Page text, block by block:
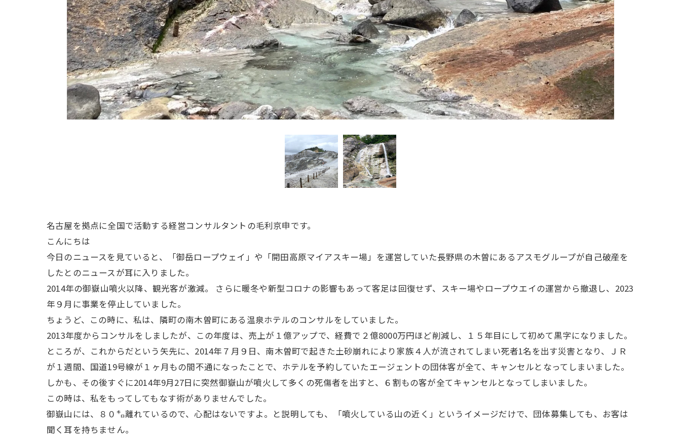
名古屋を拠点に全国で活動する経営コンサルタントの毛利京申です。
こんにちは
今日のニュースを見ていると、「御岳ロープウェイ」や「開田高原マイアスキー場」を運営していた長野県の木曽にあるアスモグループが自己破産を
したとのニュースが耳に入りました。
2014年の御嶽山噴火以降、観光客が激減。 さらに暖冬や新型コロナの影響もあって客足は回復せず、スキー場やロープウエイの運営から撤退し、2023
年９月に事業を停止していました。
ちょうど、この時に、私は、隣町の南木曽町にある温泉ホテルのコンサルをしていました。
2013年度からコンサルをしましたが、この年度は、売上が１億アップで、経費で２億8000万円ほど削減し、１５年目にして初めて黒字になりました。
ところが、これからだという矢先に、2014年７月９日、南木曽町で起きた土砂崩れにより家族４人が流されてしまい死者1名を出す災害となり、ＪＲ
が１週間、国道19号線が１ヶ月もの間不通になったことで、ホテルを予約していたエージェントの団体客が全て、キャンセルとなってしまいました。
しかも、その後すぐに2014年9月27日に突然御嶽山が噴火して多くの死傷者を出すと、６割もの客が全てキャンセルとなってしまいました。
この時は、私をもってしてもなす術がありませんでした。
御嶽山には、８０㌔離れているので、心配はないですよ。と説明しても、「噴火している山の近く」というイメージだけで、団体募集しても、お客は
聞く耳を持ちません。